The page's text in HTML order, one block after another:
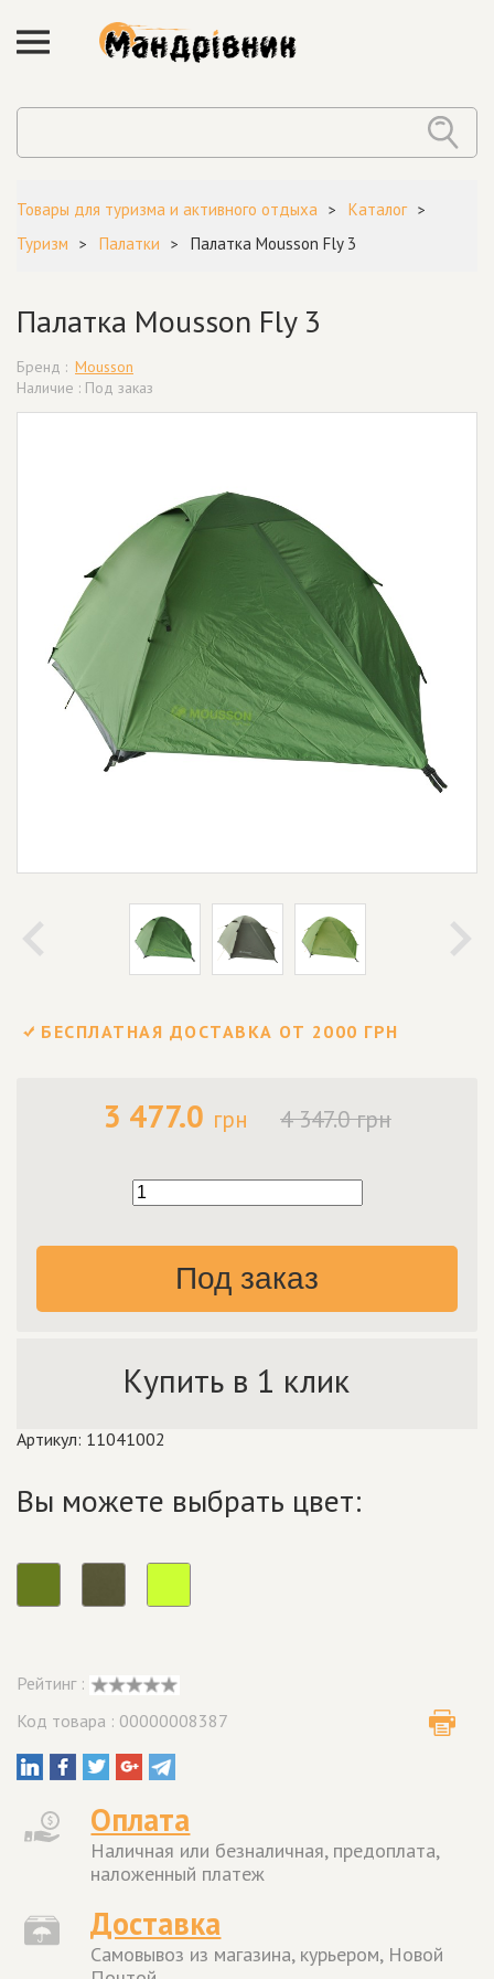
Товары для туризма и активного отдыха
Каталог
Туризм
Палатки Палатка Mousson Fly 3
Палатка Mousson Fly 3
Бренд : Mousson
Наличие : Под заказ
БЕСПЛАТНАЯ ДОСТАВКА ОТ 2000 ГРН
3 477.0 грн 4 347.0 грн
Под заказ
Купить в 1 клик
Артикул: 11041002
Вы можете выбрать цвет:
Рейтинг :
Код товара : 00000008387
Оплата
Наличная или безналичная, предоплата,
наложенный платеж
Доставка
Самовывоз из магазина, курьером, Новой